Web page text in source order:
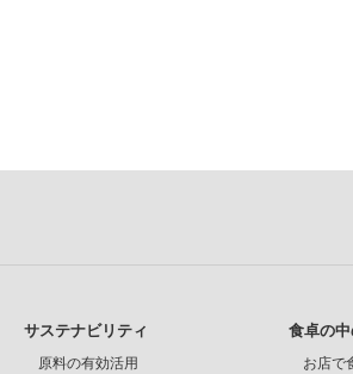
サステナビリティ
原料の有効活用
食卓の
お店で